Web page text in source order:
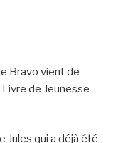
Bravo vient de
Livre de Jeunesse
Jules qui a déjà été